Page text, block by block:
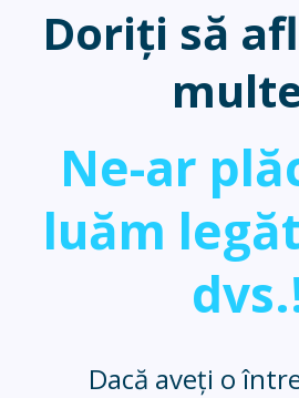
Doriți să
Ne-ar
luăm
Dacă aveți o